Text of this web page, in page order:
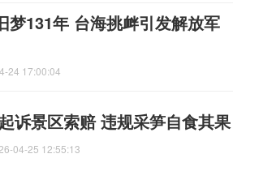
梦131年 台海挑衅引发解放军
24 17:00:04
诉景区索赔 违规采笋自食其果
04-25 12:55:13